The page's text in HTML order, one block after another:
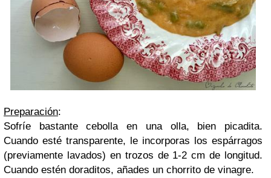
Preparación:
Sofríe bastante cebolla en una olla, bien picadita.
Cuando esté transparente, le incorporas los espárragos
(previamente lavados) en trozos de 1-2 cm de longitud.
Cuando estén doraditos, añades un chorrito de vinagre.